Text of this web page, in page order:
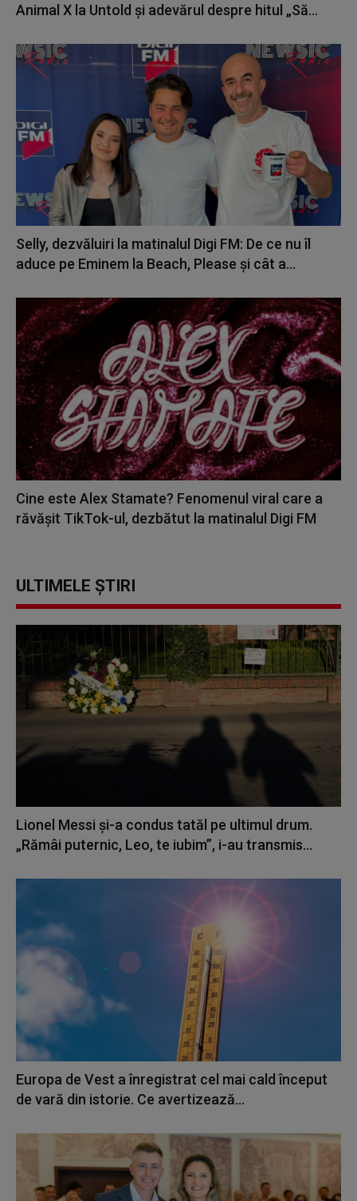
Animal X la Untold și adevărul despre hitul „Să...
Selly, dezvăluiri la matinalul Digi FM: De ce nu îl
aduce pe Eminem la Beach, Please și cât a...
Cine este Alex Stamate? Fenomenul viral care a
răvășit TikTok-ul, dezbătut la matinalul Digi FM
ULTIMELE ȘTIRI
Lionel Messi şi-a condus tatăl pe ultimul drum.
„Rămâi puternic, Leo, te iubim”, i-au transmis...
Europa de Vest a înregistrat cel mai cald început
de vară din istorie. Ce avertizează...